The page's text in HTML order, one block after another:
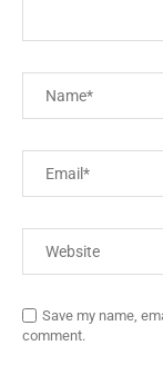
Save my name,
comment.